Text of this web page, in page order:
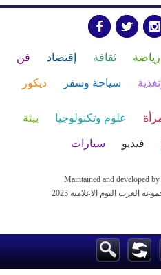
رياضة ثقافة إقتصاد فن
سياحة وسفر ديكور
علوم وتكنولوجيا بيئة
فيديو سيارات
Maintained and developed